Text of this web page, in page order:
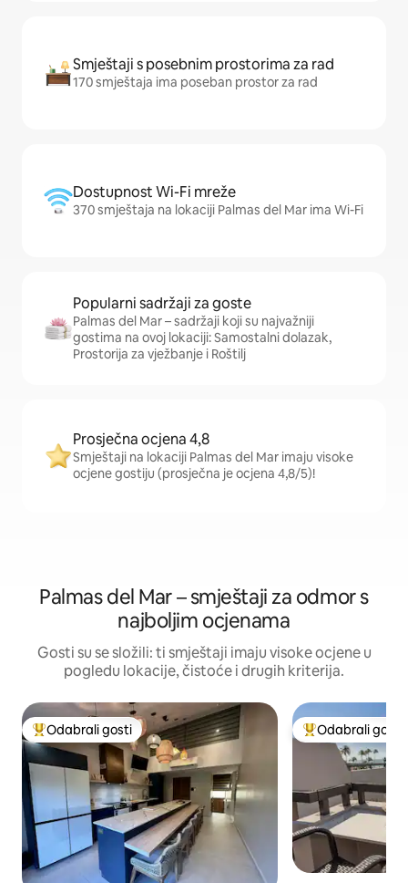
Smještaji s posebnim prostorima za rad
170 smještaja ima poseban prostor za rad
Dostupnost Wi-Fi mreže
370 smještaja na lokaciji Palmas del Mar ima Wi-Fi
Popularni sadržaji za goste
Palmas del Mar – sadržaji koji su najvažniji
gostima na ovoj lokaciji: Samostalni dolazak,
Prostorija za vježbanje i Roštilj
Prosječna ocjena 4,8
Smještaji na lokaciji Palmas del Mar imaju visoke
ocjene gostiju (prosječna je ocjena 4,8/5)!
Palmas del Mar – smještaji za odmor s
najboljim ocjenama
Gosti su se složili: ti smještaji imaju visoke ocjene u
pogledu lokacije, čistoće i drugih kriterija.
Među najviše rangiranima s oznakom „Odabrali gosti”
Odabrali gosti Među najviše
Odabrali gosti